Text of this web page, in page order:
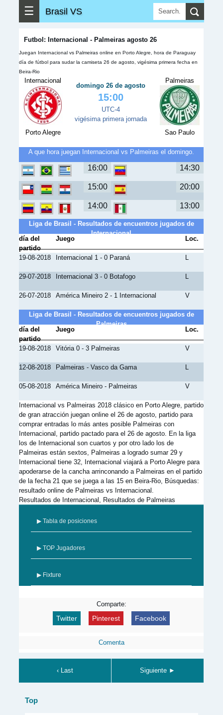
☰ Brasil VS
Futbol: Internacional - Palmeiras agosto 26
Juegan Internacional vs Palmeiras online en Porto Alegre, hora de Paraguay
día de fútbol para sudar la camiseta 26 de agosto, vigésima primera fecha en
Beira-Rio
Internacional
Porto Alegre
domingo 26 de agosto
15:00
UTC-4
vigésima primera jornada
Palmeiras
Sao Paulo
A que hora juegan Internacional vs Palmeiras el domingo.
16:00 14:30
15:00 20:00
14:00 13:00
Liga de Brasil - Resultados de encuentros jugados de
Internacional
día del
partido
Juego Loc.
19-08-2018 Internacional 1 - 0 Paraná L
29-07-2018 Internacional 3 - 0 Botafogo L
26-07-2018 América Mineiro 2 - 1 Internacional V
Liga de Brasil - Resultados de encuentros jugados de
Palmeiras
día del
partido
Juego Loc.
19-08-2018 Vitória 0 - 3 Palmeiras V
12-08-2018 Palmeiras - Vasco da Gama L
05-08-2018 América Mineiro - Palmeiras V
Internacional vs Palmeiras 2018 clásico en Porto Alegre, partido
de gran atracción juegan online el 26 de agosto, partido para
comprar entradas lo más antes posible Palmeiras con
Internacional, partido pactado para el 26 de agosto. En la liga
los de Internacional son cuartos y por otro lado los de
Palmeiras están sextos, Palmeiras a logrado sumar 29 y
Internacional tiene 32, Internacional viajará a Porto Alegre para
apoderarse de la cancha arrinconando a Palmeiras en el partido
de la fecha 21 que se juega a las 15 en Beira-Rio, Búsquedas:
resultado online de Palmeiras vs Internacional.
Resultados de Internacional, Resultados de Palmeiras
▶ Tabla de posiciones
▶ TOP Jugadores
▶ Fixture
Comparte:
Twitter Pinterest Facebook
Comenta
‹ Last Siguiente ►
Top